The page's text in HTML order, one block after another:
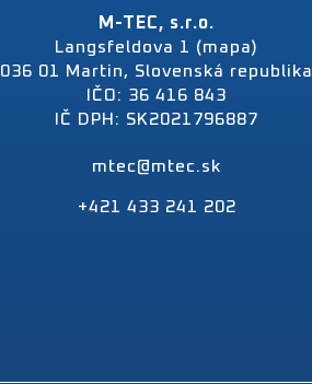
M-TEC, s.r.o.
Langsfeldova 1 (mapa)
036 01 Martin, Slovenská republika
IČO: 36 416 843
IČ DPH: SK2021796887
mtec@mtec.sk
+421 433 241 202